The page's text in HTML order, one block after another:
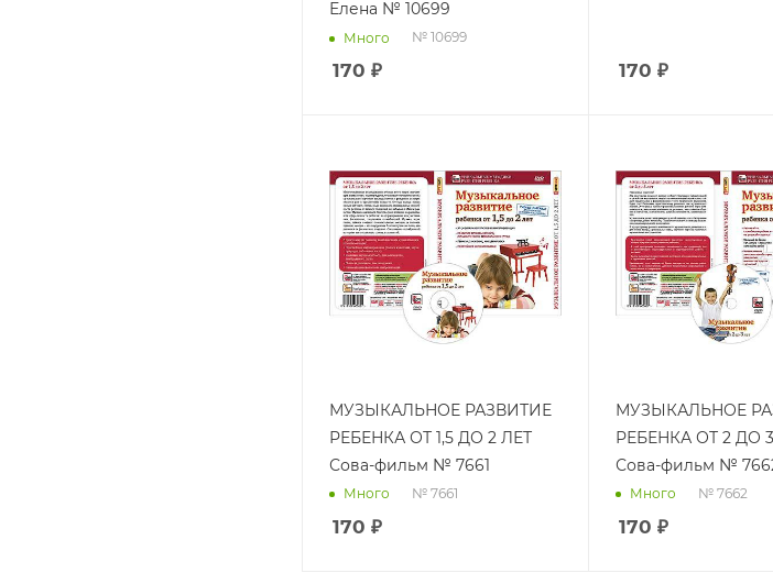
Елена № 10699
Много № 10699
170 ₽ 170 ₽
МУЗЫКАЛЬНОЕ РАЗВИТИЕ
РЕБЕНКА ОТ 1,5 ДО 2 ЛЕТ
Сова-фильм № 7661
Много № 7661
170 ₽
МУЗЫКАЛЬНОЕ
РЕБЕНКА ОТ 2 ДО
Сова-фильм №
Много № 7662
170 ₽